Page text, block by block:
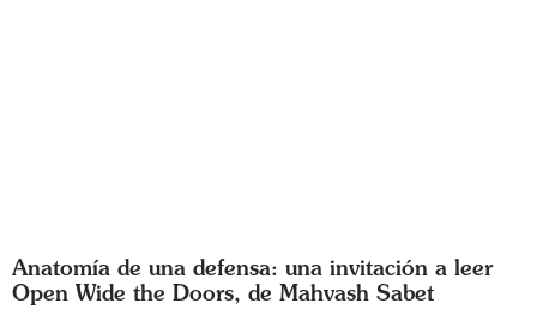
Anatomía de una defensa: una invitación a leer
Open Wide the Doors, de Mahvash Sabet